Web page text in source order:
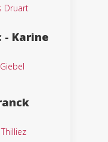
Druart
- Karine